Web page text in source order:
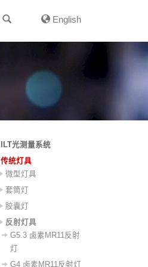
English
ILT光测量系统
传统灯具
微型灯具
套筒灯
胶囊灯
反射灯具
G5.3 卤素MR11反射
灯
G4 卤素MR11反射灯